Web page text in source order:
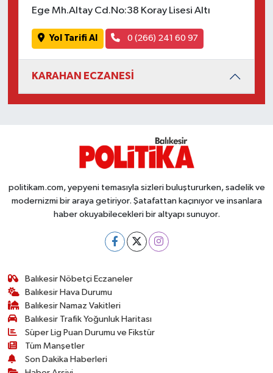
Ege Mh.Altay Cd.No:38 Koray Lisesi Altı
Yol Tarifi Al 0 (266) 241 60 97
KARAHAN ECZANESİ
politikam.com, yepyeni temasıyla sizleri buluştururken, sadelik ve
modernizmi bir araya getiriyor. Şatafattan kaçınıyor ve insanlara
haber okuyabilecekleri bir altyapı sunuyor.
Balıkesir Nöbetçi Eczaneler
Balıkesir Hava Durumu
Balıkesir Namaz Vakitleri
Balıkesir Trafik Yoğunluk Haritası
Süper Lig Puan Durumu ve Fikstür
Tüm Manşetler
Son Dakika Haberleri
Sındırgı
SPOR
SÜRMANŞET
Trend
YAŞAM